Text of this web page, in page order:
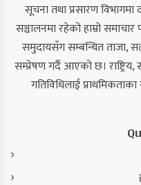
सूचना तथा प्रसारण
सञ्चालनमा रहेको हाम्रो
समुदायसँग सम्बन्धित ताजा,
सम्प्रेषण गर्दै आएको छ।
गतिविधिलाई प्राथमिकताका